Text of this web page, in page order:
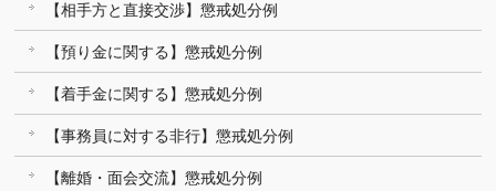
【相手方と直接交渉】懲戒処分例
【預り金に関する】懲戒処分例
【着手金に関する】懲戒処分例
【事務員に対する非行】懲戒処分例
【離婚・面会交流】懲戒処分例